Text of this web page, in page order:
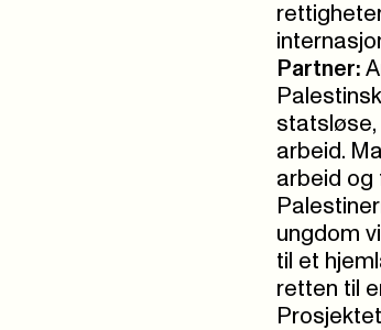
Partner:
statsløse,
arbeid.
arbeid og
ungdom
til et
retten til